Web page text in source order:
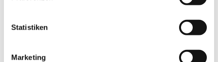
Statistiken
Marketing